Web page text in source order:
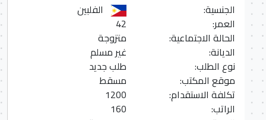
الجنسية:
الفلبين
العمر:
الحالة الاجتماعية:
متزوجة
الديانة:
غير مسلم
نوع الطلب:
طلب جديد
موقع المكتب:
مسقط
تكلفة الاستقدام:
1200
الراتب:
160